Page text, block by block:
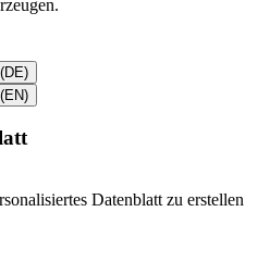
Datenblatt zu erstellen